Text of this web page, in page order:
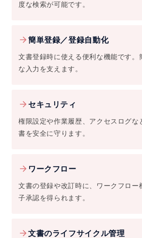
度な検索が可能です。
簡単登録／登録自動化
文書登録時に使える便利な機能です。
な入力を支えます。
セキュリティ
権限設定や作業履歴、アクセスログな
書を安全に守ります。
ワークフロー
文書の登録や改訂時に、ワークフロー
子承認を得られます。
文書のライフサイクル管理